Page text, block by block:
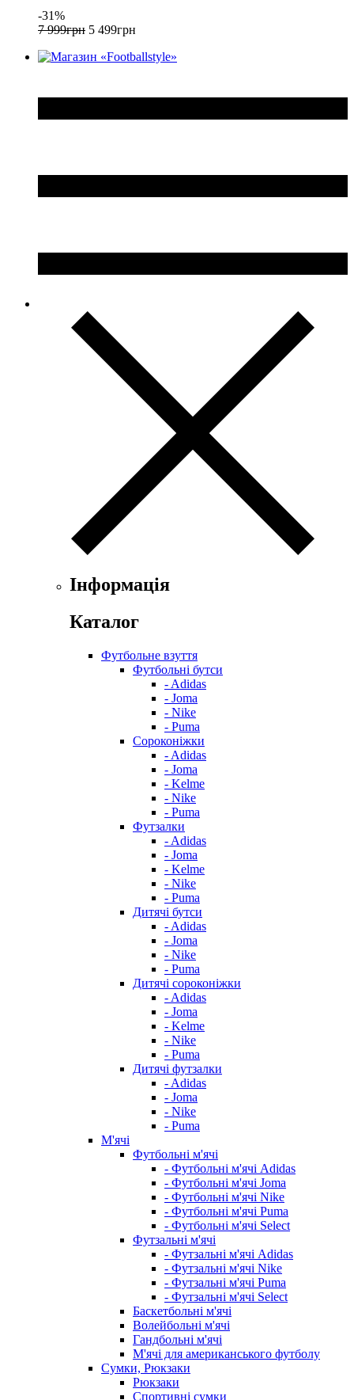
-31%
7 999грн 5 499грн
Інформація
Каталог
Футбольне взуття
Футбольні бутси
- Adidas
- Joma
- Nike
- Puma
Сороконіжки
- Adidas
- Joma
- Kelme
- Nike
- Puma
Футзалки
- Adidas
- Joma
- Kelme
- Nike
- Puma
Дитячі бутси
- Adidas
- Joma
- Nike
- Puma
Дитячі сороконіжки
- Adidas
- Joma
- Kelme
- Nike
- Puma
Дитячі футзалки
- Adidas
- Joma
- Nike
- Puma
М'ячі
Футбольні м'ячі
- Футбольні м'ячі Adidas
- Футбольні м'ячі Joma
- Футбольні м'ячі Nike
- Футбольні м'ячі Puma
- Футбольні м'ячі Select
Футзальні м'ячі
- Футзальні м'ячі Adidas
- Футзальні м'ячі Nike
- Футзальні м'ячі Puma
- Футзальні м'ячі Select
Баскетбольні м'ячі
Волейбольні м'ячі
Гандбольні м'ячі
М'ячі для американського футболу
Сумки, Рюкзаки
Рюкзаки
Спортивні сумки